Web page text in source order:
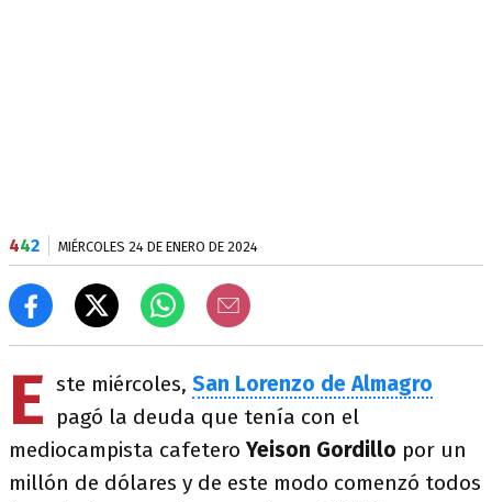
442 MIÉRCOLES 24 DE ENERO DE 2024
E ste miércoles, San Lorenzo de Almagro
pagó la deuda que tenía con el
mediocampista cafetero Yeison Gordillo por un
millón de dólares y de este modo comenzó todos